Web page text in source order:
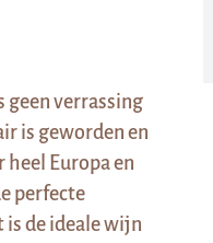
verrassing
is geworden en
Europa en
perfecte
is de ideale wijn